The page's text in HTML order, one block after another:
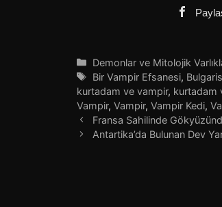
Kategoriler
Demonlar ve Mitolojik
Etiketler
Bir Vampir Efsanesi,
kurtadam ve vampir, kurtadam
Vampir, Vampir, Vampir Kedi,
Fransa Sahilinde
Antartika’da Bulunan Dev